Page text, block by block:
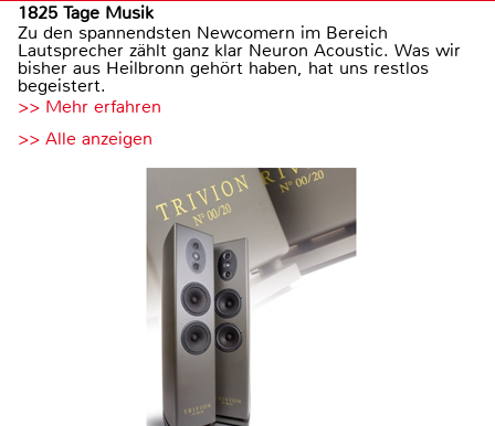
1825 Tage Musik
Zu den spannendsten Newcomern im Bereich
Lautsprecher zählt ganz klar Neuron Acoustic. Was wir
bisher aus Heilbronn gehört haben, hat uns restlos
begeistert.
>> Mehr erfahren
>> Alle anzeigen